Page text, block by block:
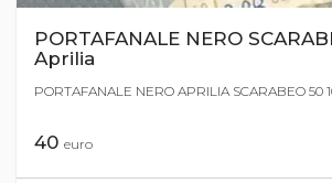
PORTAFANALE NERO
Aprilia
PORTAFANALE NERO APRILIA SCARABEO 50
40 euro